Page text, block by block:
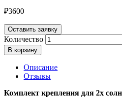
₽3600
Оставить заявку
Количество
В корзину
Описание
Отзывы
Комплект крепления для 2х